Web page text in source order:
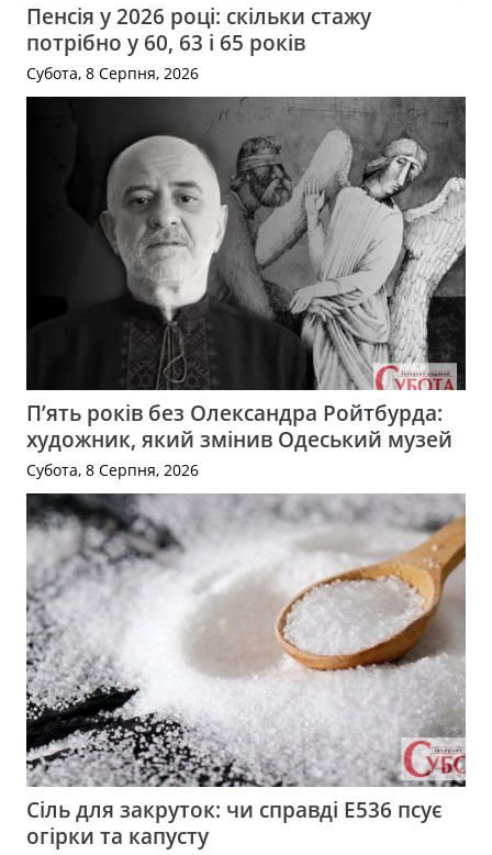
Пенсія у 2026 році: скільки стажу
потрібно у 60, 63 і 65 років
Субота, 8 Серпня, 2026
П’ять років без Олександра Ройтбурда:
художник, який змінив Одеський музей
Субота, 8 Серпня, 2026
Сіль для закруток: чи справді Е536 псує
огірки та капусту